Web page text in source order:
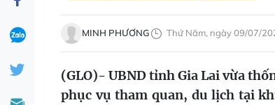
MINH PHƯƠNG Thứ Năm, ngày 09/07/
(GLO)-UBND tỉnh Gia Lai vừa
phục vụ tham quan, du lịch tại